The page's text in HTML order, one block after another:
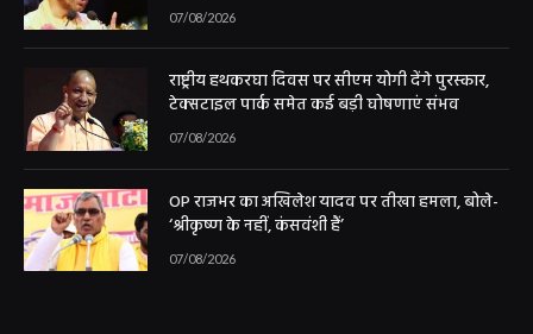
07/08/2026
राष्ट्रीय हथकरघा दिवस पर सीएम योगी देंगे पुरस्कार,
टेक्सटाइल पार्क समेत कई बड़ी घोषणाएं संभव
07/08/2026
OP राजभर का अखिलेश यादव पर तीखा हमला, बोले-
‘श्रीकृष्ण के नहीं, कंसवंशी हैं’
07/08/2026